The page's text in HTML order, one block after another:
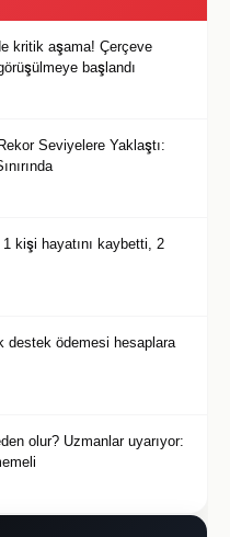
kritik aşama! Çerçeve
başlandı
Seviyelere Yaklaştı:
kişi hayatını kaybetti, 2
destek ödemesi hesaplara
olur? Uzmanlar uyarıyor: